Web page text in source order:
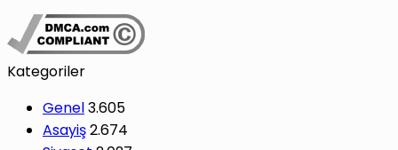
Kategoriler
Genel3.605
Asayiş2.674